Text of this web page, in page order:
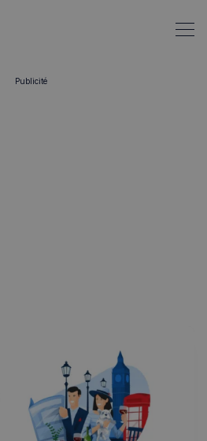
Publicité